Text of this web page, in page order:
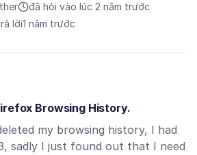
đã hỏi vào lúc 2 năm trước
lời1 năm trước
Browsing History.
my browsing history, I had
sadly I just found out that I need